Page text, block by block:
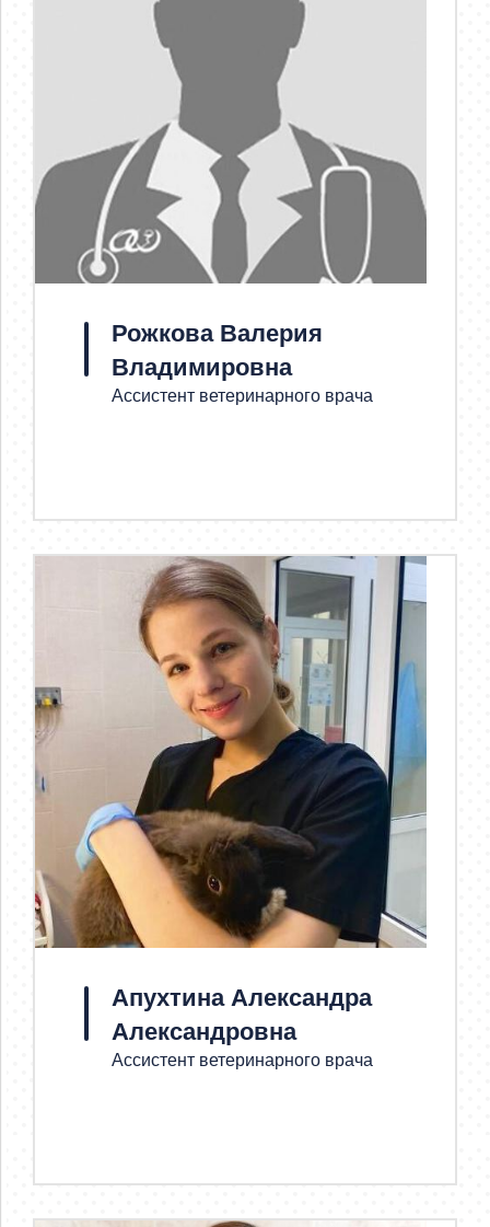
Рожкова Валерия
Владимировна
Ассистент ветеринарного врача
Апухтина Александра
Александровна
Ассистент ветеринарного врача